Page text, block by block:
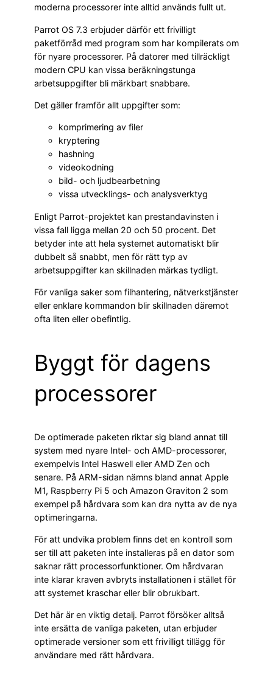
moderna processorer inte alltid används fullt ut.
Parrot OS 7.3 erbjuder därför ett frivilligt
paketförråd med program som har kompilerats om
för nyare processorer. På datorer med tillräckligt
modern CPU kan vissa beräkningstunga
arbetsuppgifter bli märkbart snabbare.
Det gäller framför allt uppgifter som:
komprimering av filer
kryptering
hashning
videokodning
bild- och ljudbearbetning
vissa utvecklings- och analysverktyg
Enligt Parrot-projektet kan prestandavinsten i
vissa fall ligga mellan 20 och 50 procent. Det
betyder inte att hela systemet automatiskt blir
dubbelt så snabbt, men för rätt typ av
arbetsuppgifter kan skillnaden märkas tydligt.
För vanliga saker som filhantering, nätverkstjänster
eller enklare kommandon blir skillnaden däremot
ofta liten eller obefintlig.
Byggt för dagens
processorer
De optimerade paketen riktar sig bland annat till
system med nyare Intel- och AMD-processorer,
exempelvis Intel Haswell eller AMD Zen och
senare. På ARM-sidan nämns bland annat Apple
M1, Raspberry Pi 5 och Amazon Graviton 2 som
exempel på hårdvara som kan dra nytta av de nya
optimeringarna.
För att undvika problem finns det en kontroll som
ser till att paketen inte installeras på en dator som
saknar rätt processorfunktioner. Om hårdvaran
inte klarar kraven avbryts installationen i stället för
att systemet kraschar eller blir obrukbart.
Det här är en viktig detalj. Parrot försöker alltså
inte ersätta de vanliga paketen, utan erbjuder
optimerade versioner som ett frivilligt tillägg för
användare med rätt hårdvara.